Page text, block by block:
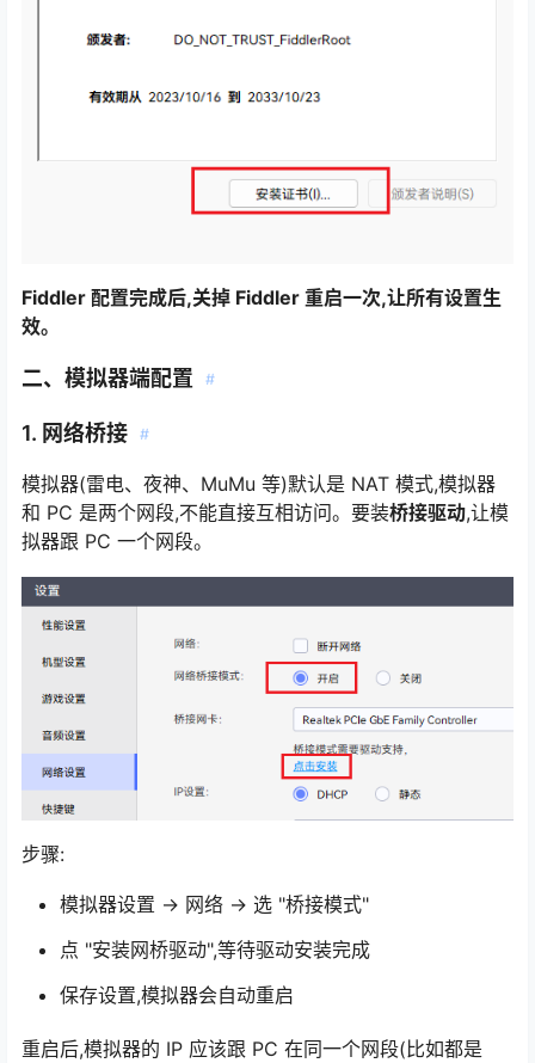
Fiddler 配置完成后,关掉 Fiddler 重启一次,让所有设置生
效。
二、模拟器端配置 #
1. 网络桥接 #
模拟器(雷电、夜神、MuMu 等)默认是 NAT 模式,模拟器
和 PC 是两个网段,不能直接互相访问。要装桥接驱动,让模
拟器跟 PC 一个网段。
步骤:
模拟器设置 → 网络 → 选 "桥接模式"
点 "安装网桥驱动",等待驱动安装完成
保存设置,模拟器会自动重启
重启后,模拟器的 IP 应该跟 PC 在同一个网段(比如都是